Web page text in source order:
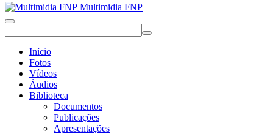
Multimidia FNP
Início
Fotos
Vídeos
Áudios
Biblioteca
Documentos
Publicações
Apresentações